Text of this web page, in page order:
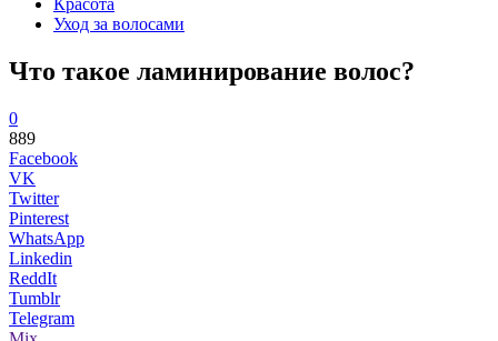
Красота
Уход за волосами
Что такое ламинирование волос?
0
889
Facebook
VK
Twitter
Pinterest
WhatsApp
Linkedin
ReddIt
Tumblr
Telegram